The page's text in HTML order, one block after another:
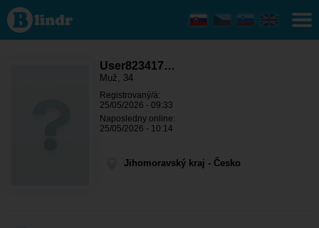
User823417674
- On hľadá
niekoho
Jihomoravský
User823417…
Muž, 34
Registrovaný/á:
25/05/2026 - 09:33
Naposledny online:
25/05/2026 - 10:14
Jihomoravský kraj - Česko